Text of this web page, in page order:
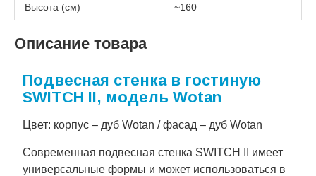
Высота (см) ~160
Описание товара
Подвесная стенка в гостиную
SWITCH II, модель Wotan
Цвет: корпус – дуб Wotan / фасад – дуб Wotan
Современная подвесная стенка SWITCH II имеет
универсальные формы и может использоваться в